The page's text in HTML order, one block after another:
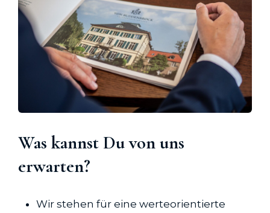
Was kannst Du von uns
erwarten?
Wir stehen für eine werteorientierte